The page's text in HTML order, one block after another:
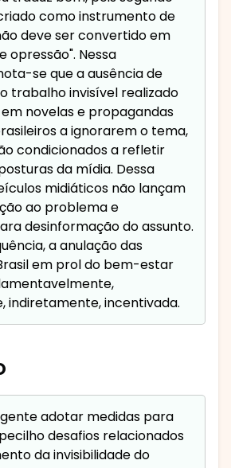
como instrumento de
deve ser convertido em
opressão". Nessa
se que a ausência de
trabalho invisível realizado
novelas e propagandas
a ignorarem o tema,
condicionados a refletir
da mídia. Dessa
midiáticos não lançam
ao problema e
desinformação do assunto.
a anulação das
em prol do bem-estar
indiretamente, incentivada.
adotar medidas para
desafios relacionados
da invisibilidade do